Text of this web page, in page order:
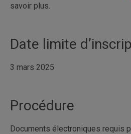
savoir plus.
Date limite
3 mars 2025
Procédure
Documents électroniques requis